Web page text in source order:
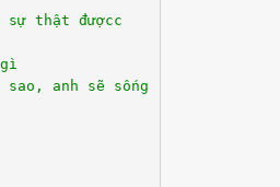
sự thật đượcc
anh sẽ sống